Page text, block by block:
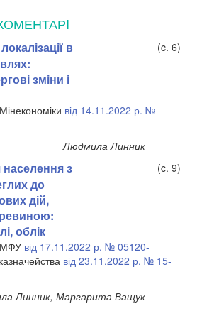
в
зміни і
(c. 6)
від 14.11.2022 р. №
Людмила Линник
з
до
дій,
облік
(c. 9)
МФУ від 17.11.2022 р. № 05120-
від 23.11.2022 р. № 15-
Линник, Маргарита Ващук